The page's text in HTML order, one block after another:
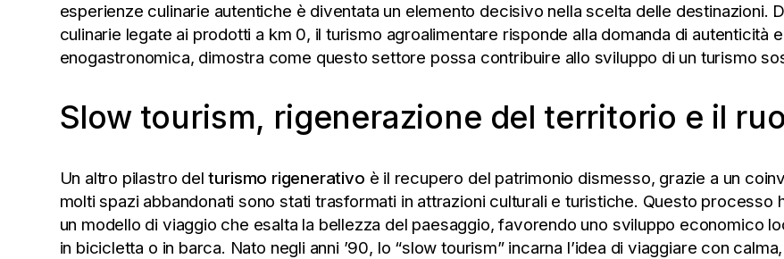
esperienze culinarie autentiche è diventata un elemento decisivo nella scelta delle destinazioni.
culinarie legate ai prodotti a km 0, il turismo agroalimentare risponde alla domanda di autenticità
enogastronomica, dimostra come questo settore possa contribuire allo sviluppo di un turismo
Slow tourism, rigenerazione del territorio e il
Un altro pilastro delturismo rigenerativo è il recupero del patrimonio dismesso, grazie a un
molti spazi abbandonati sono stati trasformati in attrazioni culturali e turistiche. Questo processo
un modello di viaggio che esalta la bellezza del paesaggio, favorendo uno sviluppo economico
in bicicletta o in barca. Nato negli anni ’90, lo “slow tourism” incarna l’idea di viaggiare con